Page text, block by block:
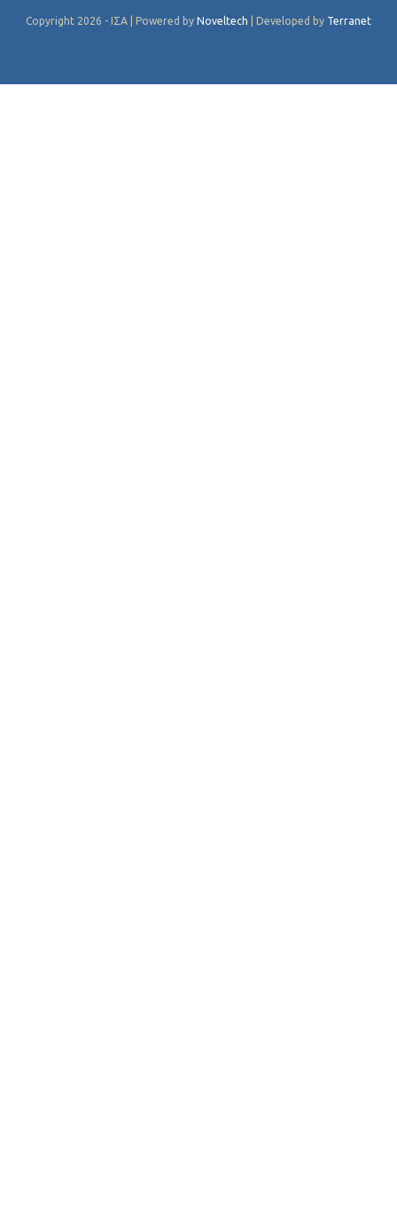
Copyright 2026 - ΙΣΑ | Powered by Noveltech | Developed by Terranet